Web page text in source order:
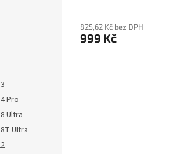
Pro
Ultra
Ultra
825,62 Kč bez DPH
999 Kč